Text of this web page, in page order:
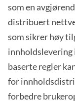
som en
distribuert
som sikrer høy
innholdslevering
baserte regler
for
forbedre